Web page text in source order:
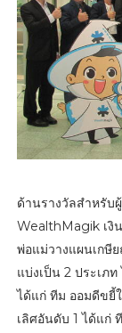
ด้านรางวัลสำหรับ
WealthMagik เงิ
พ่อแม่วางแผนเกษี
แบ่งเป็น 2 ประเภ
ได้แก่ ทีม ออมดีขยี้
เลิศอันดับ 1 ได้แก่